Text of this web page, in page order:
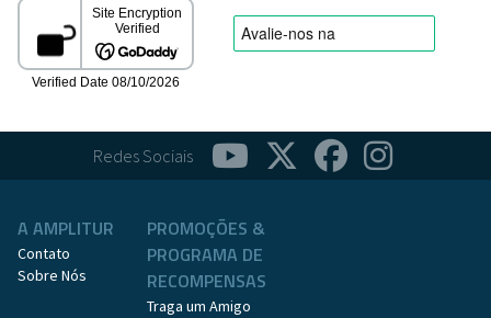
Redes Sociais
A AMPLITUR
Contato
Sobre Nós
PROMOÇÕES &
PROGRAMA DE
RECOMPENSAS
Traga um Amigo